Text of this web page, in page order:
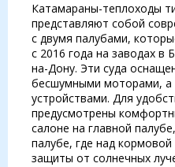
Катамараны-теплоходы
представляют собой
с двумя палубами,
с 2016 года на заводах в
на-Дону. Эти суда
бесшумными моторами,
устройствами. Для
предусмотрены
салоне на главной
палубе, где над
защиты от солнечных